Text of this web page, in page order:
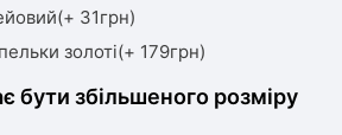
31грн)
золоті(+ 179грн)
бути збільшеного розміру